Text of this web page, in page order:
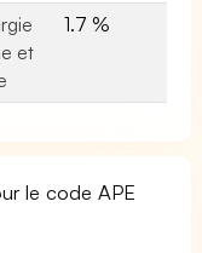
et
1.7 %
le code APE